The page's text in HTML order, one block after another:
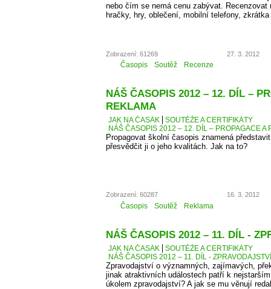
nebo čím se nemá cenu zabývat. Recenzovat
hračky, hry, oblečení, mobilní telefony,
Zobrazení: 61269 27. 3. 2012
Časopis Soutěž Recenze
NÁŠ ČASOPIS 2012 – 12. DÍL –
REKLAMA
JAK NA ČASÁK
SOUTĚŽE A CERTIFIKÁTY
NÁŠ ČASOPIS 2012 – 12. DÍL – PROPAGACE A
Propagovat školní časopis znamená
přesvědčit ji o jeho kvalitách. Jak na to?
Zobrazení: 60287 16. 3. 2012
Časopis Soutěž Reklama
NÁŠ ČASOPIS 2012 – 11. DÍL -
JAK NA ČASÁK
SOUTĚŽE A CERTIFIKÁTY
NÁŠ ČASOPIS 2012 – 11. DÍL - ZPRAVODAJSTVÍ
Zpravodajství o významných, zajímavých,
jinak atraktivních událostech patří k
úkolem zpravodajství? A jak se mu věnují